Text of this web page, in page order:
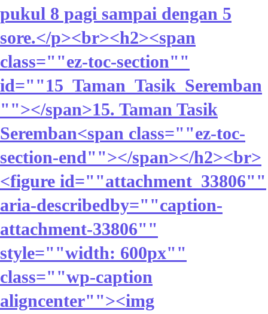
pukul 8 pagi sampai dengan 5
sore.</p><br><h2><span
class=""ez-toc-section""
id=""15_Taman_Tasik_Seremban
""></span>15. Taman Tasik
Seremban<span class=""ez-toc-
section-end""></span></h2><br>
<figure id=""attachment_33806""
aria-describedby=""caption-
attachment-33806""
style=""width: 600px""
class=""wp-caption
aligncenter""><img